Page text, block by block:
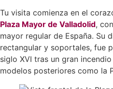
Tu visita comienza en el
Plaza Mayor de Valladolid,
mayor regular de España. Su
rectangular y soportales, fue
siglo XVI tras un gran
modelos posteriores como la